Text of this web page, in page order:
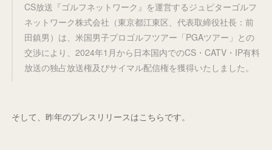
CS放送『ゴルフネットワーク』を運営するジュピターゴルフ
ネットワーク株式会社（東京都江東区、代表取締役社長：前
田鎮男）は、米国男子プロゴルフツアー「PGAツアー」との
交渉により、2024年1月から日本国内でのCS・CATV・IP有料
放送の独占放送権及びサイマル配信権を獲得いたしました。
そして、昨年のプレスリリースはこちらです。